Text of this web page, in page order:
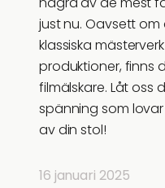
just nu. Oavsett
klassiska
produktioner, finns
filmälskare. Låt oss
spänning som
av din stol!
16 januari 2025